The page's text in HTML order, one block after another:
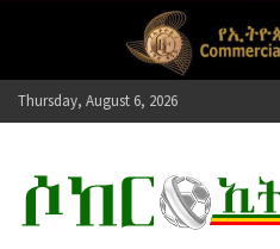
Thursday, August 6, 2026